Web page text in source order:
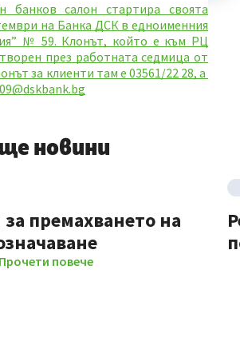
банков салон стартира своята
на Банка ДСК в едноименния
№ 59. Клонът, който е към РЦ
през работната седмица от
за клиенти там е 03561/22 28, а
новини
премахването на
Прочети повече